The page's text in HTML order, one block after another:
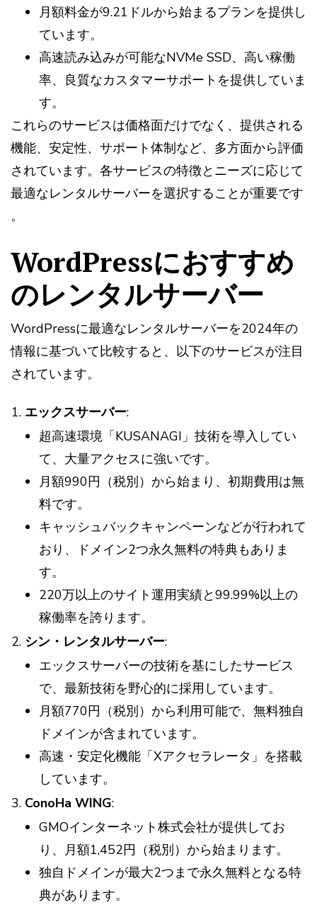
月額料金が9.21ドルから始まるプランを提供し
ています。
高速読み込みが可能なNVMe SSD、高い稼働
率、良質なカスタマーサポートを提供していま
す。
これらのサービスは価格面だけでなく、提供される
機能、安定性、サポート体制など、多方面から評価
されています。各サービスの特徴とニーズに応じて
最適なレンタルサーバーを選択することが重要です​​​​​​​​​​
。
WordPressにおすすめ
のレンタルサーバー
WordPressに最適なレンタルサーバーを2024年の
情報に基づいて比較すると、以下のサービスが注目
されています。
エックスサーバー:
超高速環境「KUSANAGI」技術を導入してい
て、大量アクセスに強いです。
月額990円（税別）から始まり、初期費用は無
料です。
キャッシュバックキャンペーンなどが行われて
おり、ドメイン2つ永久無料の特典もありま
す。
220万以上のサイト運用実績と99.99%以上の
稼働率を誇ります。
シン・レンタルサーバー:
エックスサーバーの技術を基にしたサービス
で、最新技術を野心的に採用しています。
月額770円（税別）から利用可能で、無料独自
ドメインが含まれています。
高速・安定化機能「Xアクセラレータ」を搭載
しています。
ConoHa WING:
GMOインターネット株式会社が提供してお
り、月額1,452円（税別）から始まります。
独自ドメインが最大2つまで永久無料となる特
典があります。